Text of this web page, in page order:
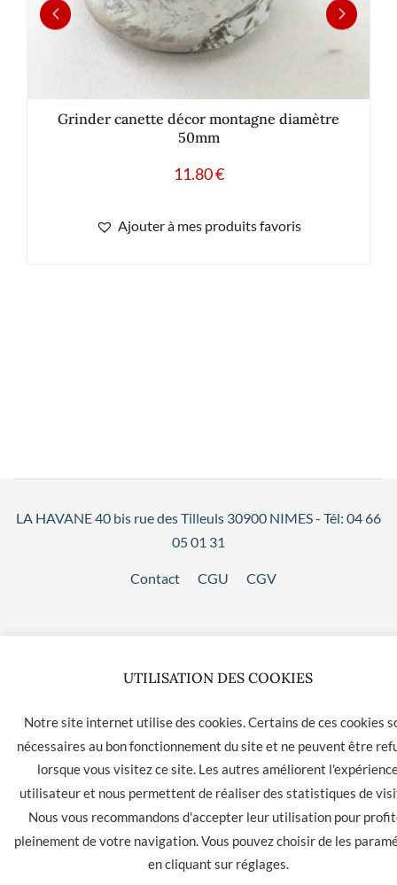
Grinder canette décor montagne diamètre
50mm
11.80€
Ajouter à mes produits favoris
LA HAVANE 40 bis rue des Tilleuls 30900 NIMES - Tél: 04 66
05 01 31
Contact CGU CGV
UTILISATION DES COOKIES
Notre site internet utilise des cookies. Certains de ces cookies
nécessaires au bon fonctionnement du site et ne peuvent être
lorsque vous visitez ce site. Les autres améliorent
utilisateur et nous permettent de réaliser des statistiques de
Nous vous recommandons d'accepter leur utilisation pour
pleinement de votre navigation. Vous pouvez choisir de les
en cliquant sur réglages.